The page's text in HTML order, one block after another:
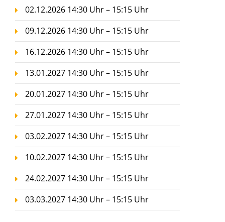
02.12.2026 14:30 Uhr – 15:15 Uhr
09.12.2026 14:30 Uhr – 15:15 Uhr
16.12.2026 14:30 Uhr – 15:15 Uhr
13.01.2027 14:30 Uhr – 15:15 Uhr
20.01.2027 14:30 Uhr – 15:15 Uhr
27.01.2027 14:30 Uhr – 15:15 Uhr
03.02.2027 14:30 Uhr – 15:15 Uhr
10.02.2027 14:30 Uhr – 15:15 Uhr
24.02.2027 14:30 Uhr – 15:15 Uhr
03.03.2027 14:30 Uhr – 15:15 Uhr